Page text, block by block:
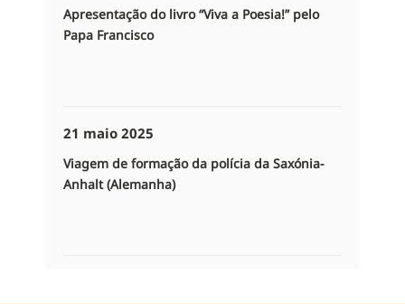
Apresentação do livro “Viva a Poesia!” pelo
Papa Francisco
21 maio 2025
Viagem de formação da polícia da Saxónia-
Anhalt (Alemanha)